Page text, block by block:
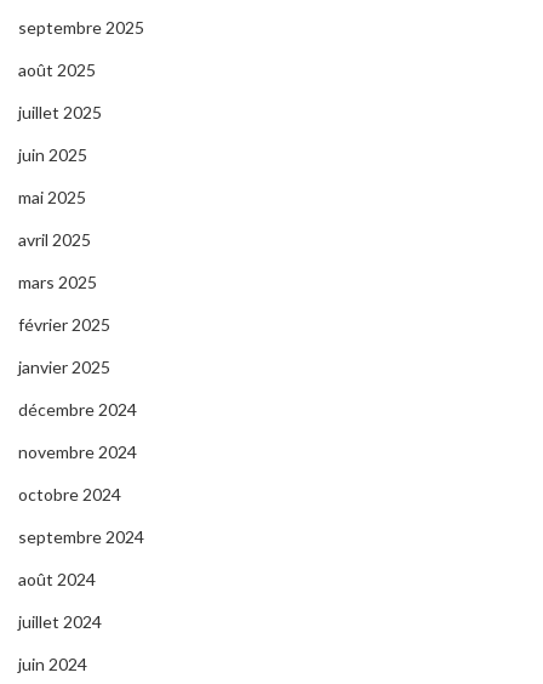
septembre 2025
août 2025
juillet 2025
juin 2025
mai 2025
avril 2025
mars 2025
février 2025
janvier 2025
décembre 2024
novembre 2024
octobre 2024
septembre 2024
août 2024
juillet 2024
juin 2024